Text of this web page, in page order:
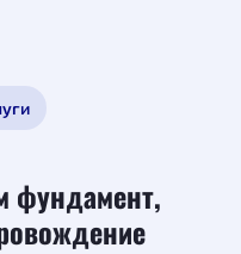
фундамент,